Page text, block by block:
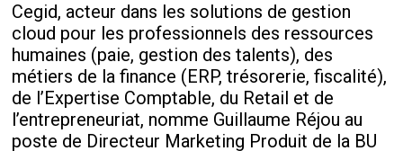
Cegid, acteur dans les solutions de gestion
cloud pour les professionnels des ressources
humaines (paie, gestion des talents), des
métiers de la finance (ERP, trésorerie, fiscalité),
de l’Expertise Comptable, du Retail et de
l’entrepreneuriat, nomme Guillaume Réjou au
poste de Directeur Marketing Produit de la BU